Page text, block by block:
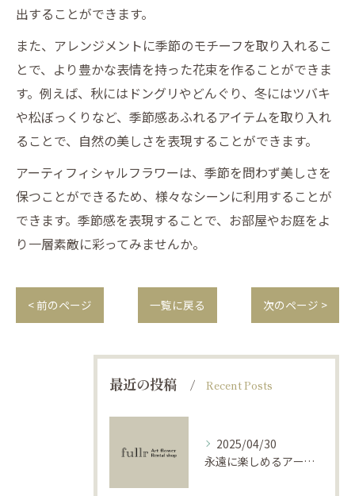
出することができます。
また、アレンジメントに季節のモチーフを取り入れるこ
とで、より豊かな表情を持った花束を作ることができま
す。例えば、秋にはドングリやどんぐり、冬にはツバキ
や松ぼっくりなど、季節感あふれるアイテムを取り入れ
ることで、自然の美しさを表現することができます。
アーティフィシャルフラワーは、季節を問わず美しさを
保つことができるため、様々なシーンに利用することが
できます。季節感を表現することで、お部屋やお庭をよ
り一層素敵に彩ってみませんか。
< 前のページ 一覧に戻る 次のページ >
最近の投稿 Recent Posts
2025/04/30
永遠に楽しめるアーティフィシャルフラワーの使い方